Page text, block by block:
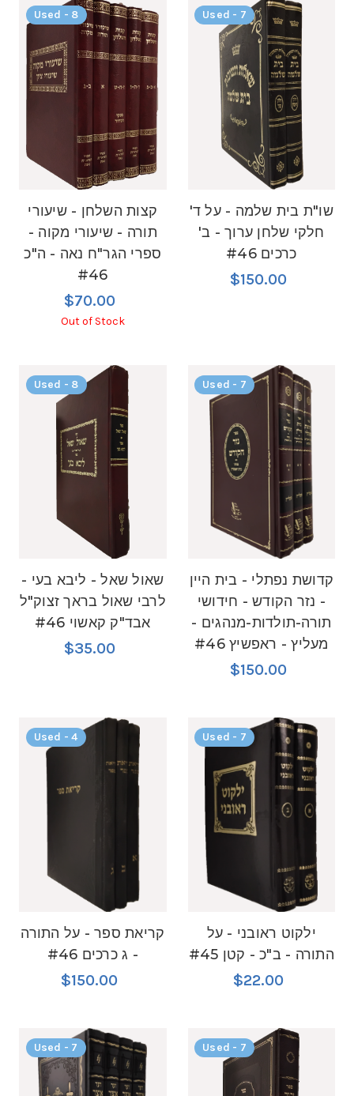
Used - 8
קצות השלחן - שיעורי
תורה - שיעורי מקוה -
ספרי הגר"ח נאה - ה"כ
#46
$70.00
Out of Stock
Used - 7
שו"ת בית שלמה - על ד'
חלקי שלחן ערוך - ב'
כרכים #46
$150.00
Used - 8
שאול שאל - ליבא בעי -
לרבי שאול בראך זצוק"ל
אבד"ק קאשוי #46
$35.00
Used - 7
קדושת נפתלי - בית היין
- נזר הקודש - חידושי
תורה-תולדות-מנהגים -
מעליץ - ראפשיץ #46
$150.00
Used - 4
קריאת ספר - על התורה
- ג כרכים #46
$150.00
Used - 7
ילקוט ראובני - על
התורה - ב"כ - קטן #45
$22.00
Used - 7 Used - 7